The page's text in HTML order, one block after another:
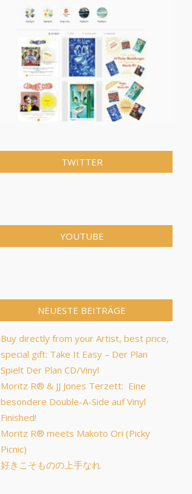
TWITTER
YOUTUBE
NEUESTE BEITRÄGE
Buy directly from your Artist, best price,
special gift: Take It Easy – Der Plan
Spielt Der Plan CD/Vinyl
Moritz R® & JJ Jones Terzett: Eine
besondere Double-A-Side auf Vinyl
Finished!
Moritz R®︎ meets Makoto Ori (Picky
Picnic)
好きこそものの上手なれ